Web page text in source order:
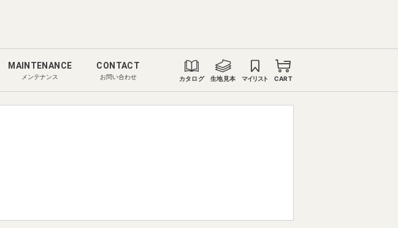
MAINTENANCE
メンテナンス
CONTACT
お問い合わせ カタログ 生地見本 マイリスト CART